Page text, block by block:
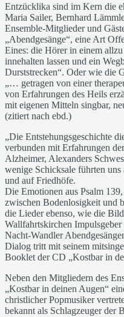
Entzücklika sind im Kern die
Maria Sailer, Bernhard
Ensemble-Mitglieder und
„Abendgesänge“, eine Art
Eines: die Hörer in einem
innehalten lassen und ein
Durststrecken“. Oder wie die
„… getragen von einer
von Erfahrungen des Heils
mit eigenen Mitteln singbar,
(zitiert nach ebd.)
„Die Entstehungsgeschichte
verbunden mit Erfahrungen
Alzheimer, Alexanders
wenige Schicksale führten uns
und auf Friedhöfe.
Die Emotionen aus Psalm
zwischen Bodenlosigkeit und
die Lieder ebenso, wie die
Wallfahrtskirchen
Nacht-Wandler
Dialog tritt mit seinem
Booklet der CD „Kostbar in
Neben den Mitgliedern des
„Kostbar in deinen Augen“
christlicher Popmusiker
bekannt als Schlagzeuger